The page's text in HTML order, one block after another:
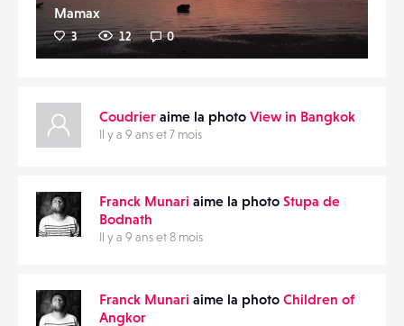
Mamax
3 12 0
Coudrier aime la photo View in Bangkok
Il y a 9 ans et 7 mois
Franck Munari aime la photo Stupa de
Bodnath
Il y a 9 ans et 8 mois
Franck Munari aime la photo Children of
Angkor